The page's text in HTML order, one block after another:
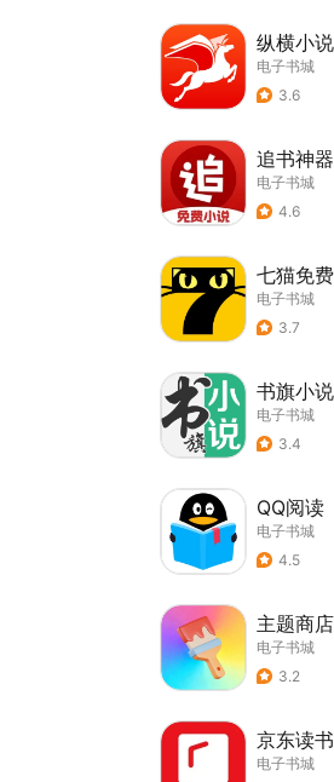
纵横小说
电子书城
3.6
追书神
电子书城
4.6
七猫免
电子书城
3.7
书旗小说
电子书城
3.4
QQ阅读
电子书城
4.5
主题商店
电子书城
3.2
京东读书
电子书城